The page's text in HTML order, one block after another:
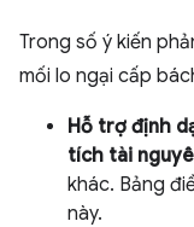
Trong số ý kiến
mối lo ngại cấp
Hỗ trợ định
tích tài
khác. Bảng
này.